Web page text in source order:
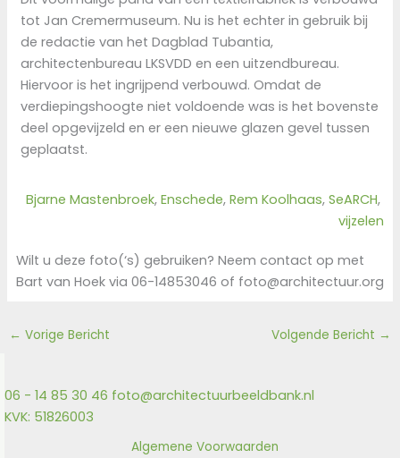
tot Jan Cremermuseum. Nu is het echter in gebruik bij
de redactie van het Dagblad Tubantia,
architectenbureau LKSVDD en een uitzendbureau.
Hiervoor is het ingrijpend verbouwd. Omdat de
verdiepingshoogte niet voldoende was is het bovenste
deel opgevijzeld en er een nieuwe glazen gevel tussen
geplaatst.
Bjarne Mastenbroek, Enschede, Rem Koolhaas, SeARCH
vijzelen
Wilt u deze foto(‘s) gebruiken? Neem contact op met
Bart van Hoek via 06-14853046 of foto@architectuur.org
← Vorige Bericht Volgende Bericht →
06 - 14 85 30 46 foto@architectuurbeeldbank.nl
KVK: 51826003
Algemene Voorwaarden